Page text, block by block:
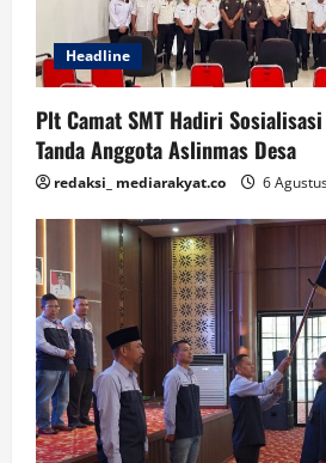
Headline
Plt Camat SMT Hadiri
Tanda Anggota Aslinmas Desa
redaksi_ mediarakyat.co 6